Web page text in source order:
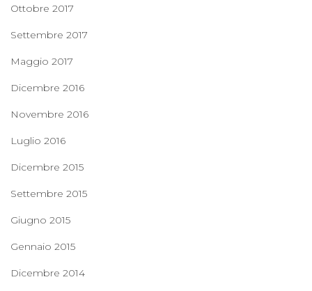
Ottobre 2017
Settembre 2017
Maggio 2017
Dicembre 2016
Novembre 2016
Luglio 2016
Dicembre 2015
Settembre 2015
Giugno 2015
Gennaio 2015
Dicembre 2014